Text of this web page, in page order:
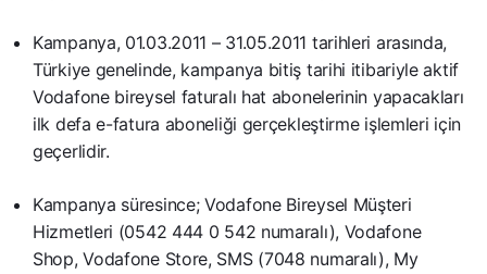
Kampanya, 01.03.2011 – 31.05.2011 tarihleri arasında,
Türkiye genelinde, kampanya bitiş tarihi itibariyle aktif
Vodafone bireysel faturalı hat abonelerinin yapacakları
ilk defa e-fatura aboneliği gerçekleştirme işlemleri için
geçerlidir.
Kampanya süresince; Vodafone Bireysel Müşteri
Hizmetleri (0542 444 0 542 numaralı), Vodafone
Shop, Vodafone Store, SMS (7048 numaralı), My